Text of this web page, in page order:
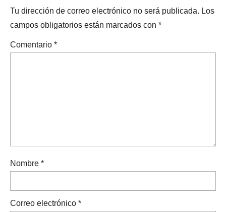
Tu dirección de correo electrónico no será publicada. Los
campos obligatorios están marcados con *
Comentario *
Nombre *
Correo electrónico *